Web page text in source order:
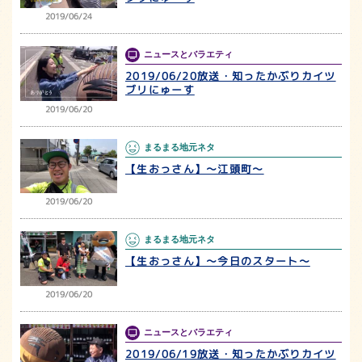
2019/06/24
2019/06/20
ニュースとバラエティ
2019/06/20放送・知ったかぶりカイツ
ブリにゅーす
2019/06/20
まるまる地元ネタ
【生おっさん】～江頭町～
2019/06/20
まるまる地元ネタ
【生おっさん】～今日のスタート～
ニュースとバラエティ
2019/06/19放送・知ったかぶりカイツ